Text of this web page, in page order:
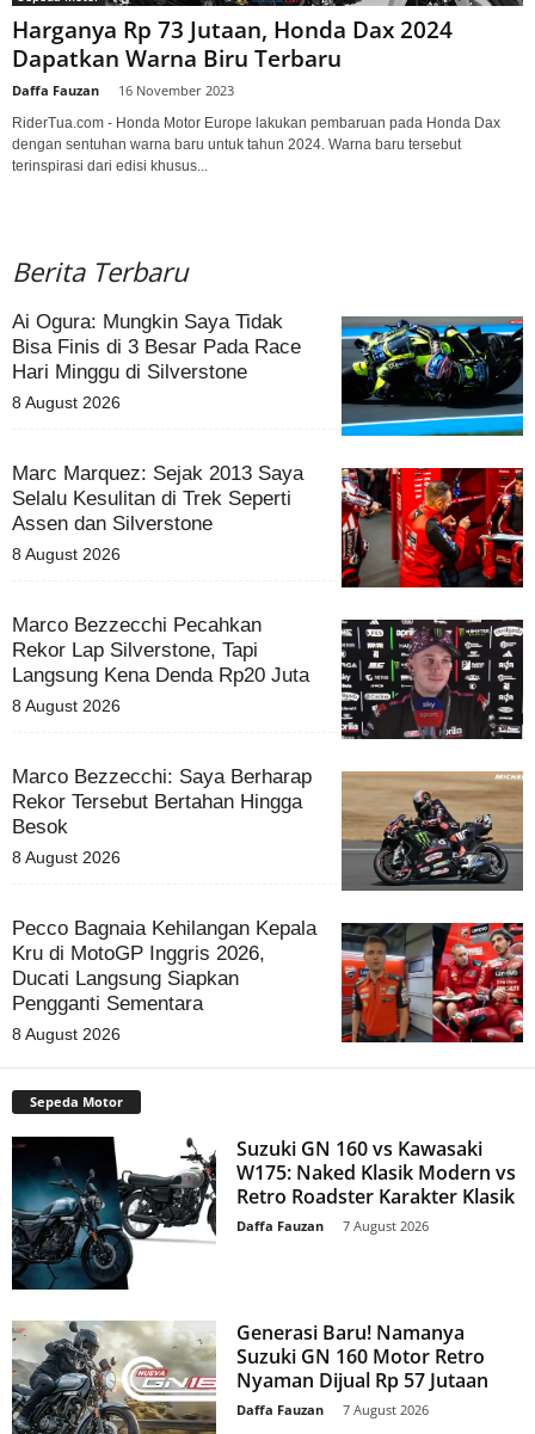
Harganya Rp 73 Jutaan, Honda Dax 2024
Dapatkan Warna Biru Terbaru
Daffa Fauzan 16 November 2023
RiderTua.com - Honda Motor Europe lakukan pembaruan pada Honda Dax
dengan sentuhan warna baru untuk tahun 2024. Warna baru tersebut
terinspirasi dari edisi khusus...
Berita Terbaru
Ai Ogura: Mungkin Saya Tidak
Bisa Finis di 3 Besar Pada Race
Hari Minggu di Silverstone
8 August 2026
Marc Marquez: Sejak 2013 Saya
Selalu Kesulitan di Trek Seperti
Assen dan Silverstone
8 August 2026
Marco Bezzecchi Pecahkan
Rekor Lap Silverstone, Tapi
Langsung Kena Denda Rp20 Juta
8 August 2026
Marco Bezzecchi: Saya Berharap
Rekor Tersebut Bertahan Hingga
Besok
8 August 2026
Pecco Bagnaia Kehilangan Kepala
Kru di MotoGP Inggris 2026,
Ducati Langsung Siapkan
Pengganti Sementara
8 August 2026
Sepeda Motor
Suzuki GN 160 vs Kawasaki
W175: Naked Klasik Modern vs
Retro Roadster Karakter Klasik
Daffa Fauzan 7 August 2026
Generasi Baru! Namanya
Suzuki GN 160 Motor Retro
Nyaman Dijual Rp 57 Jutaan
Daffa Fauzan 7 August 2026